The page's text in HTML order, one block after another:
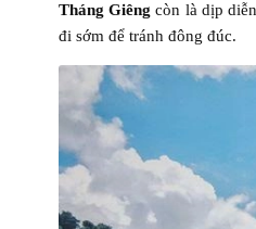
Tháng Giêng còn là dịp
đi sớm để tránh đông đúc.